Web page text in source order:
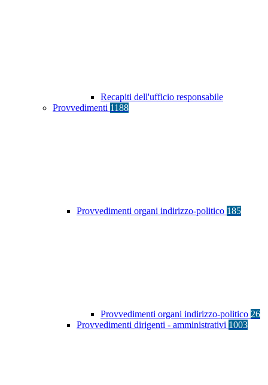
Recapiti dell'ufficio responsabile
Provvedimenti 1188
Provvedimenti organi indirizzo-politico 185
Provvedimenti organi indirizzo-politico 26
Provvedimenti dirigenti - amministrativi 1003